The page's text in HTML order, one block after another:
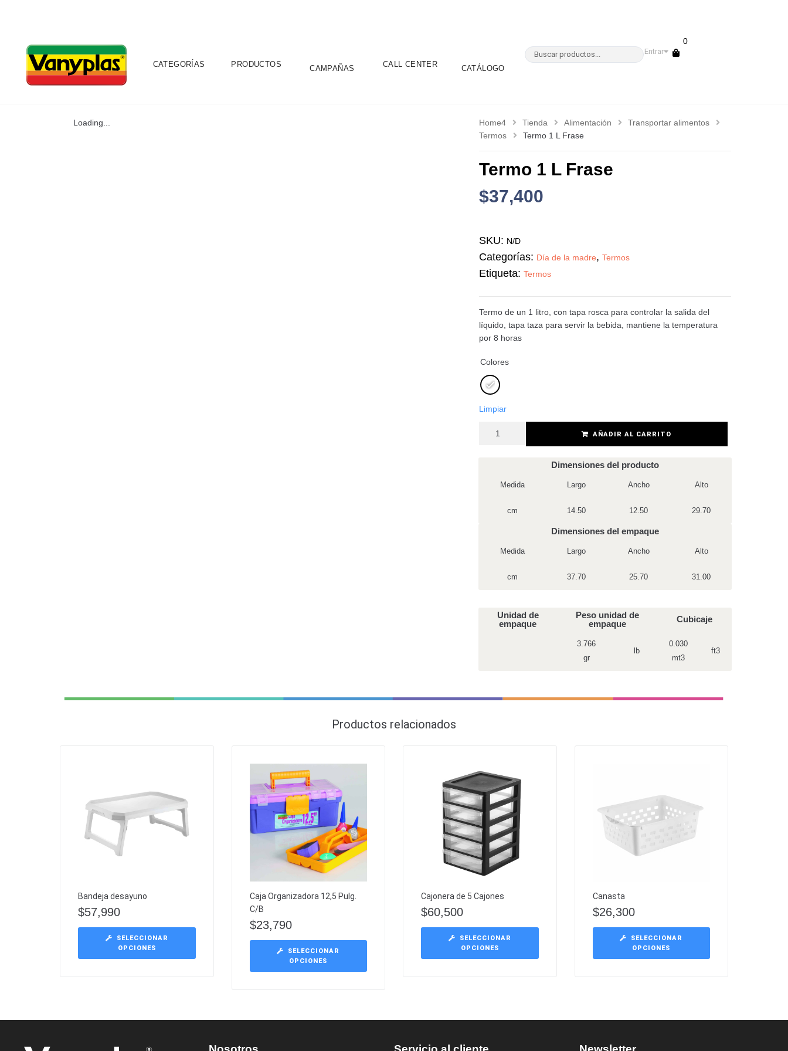
CATEGORÍAS PRODUCTOS CAMPAÑAS CALL CENTER CATÁLOGO
Entrar
0
Loading... Home4 Tienda Alimentación
Transportar alimentos
Termos
Termo 1 L Frase
Termo 1 L Frase
$37,400
SKU: N/D
Categorías: Día de la madre, Termos
Etiqueta: Termos
Termo de un 1 litro, con tapa rosca para controlar la salida del
líquido, tapa taza para servir la bebida, mantiene la temperatura
por 8 horas
Colores
Limpiar
AÑADIR AL CARRITO
Dimensiones del producto
Medida Largo Ancho Alto
cm 14.50 12.50 29.70
Dimensiones del empaque
Medida Largo Ancho Alto
cm 37.70 25.70 31.00
Unidad de
empaque
Peso unidad de
empaque
Cubicaje
3.766
gr
lb
0.030
mt3
ft3
Productos relacionados
Bandeja desayuno
$57,990
SELECCIONAR
OPCIONES
Caja Organizadora 12,5 Pulg.
C/B
$23,790
SELECCIONAR
OPCIONES
Cajonera de 5 Cajones
$60,500
SELECCIONAR
OPCIONES
Canasta
$26,300
SELECCIONAR
OPCIONES